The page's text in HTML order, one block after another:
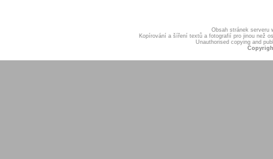
Obsah stránek serveru
Kopírování a šíření textů a fotografií pro jinou než
Unauthorised copying and